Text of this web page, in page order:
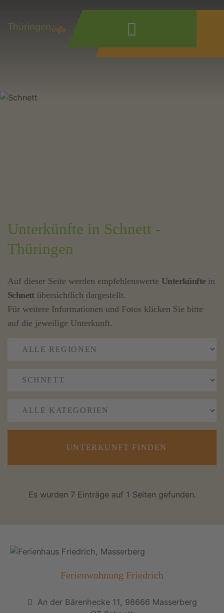
Wonach suchen
Unterkünfte in Schnett -
Thüringen
Auf dieser Seite werden empfehlenswerte Unterkünftein
Schnettübersichtlich dargestellt.
Für weitere Informationen und Fotos klicken Sie bitte
auf die jeweilige Unterkunft.
UNTERKUNFT FINDEN
Es wurden 7 Einträge auf 1 Seiten gefunden.
Ferienwohnung Friedrich
An der Bärenhecke 11, 98666 Masserberg